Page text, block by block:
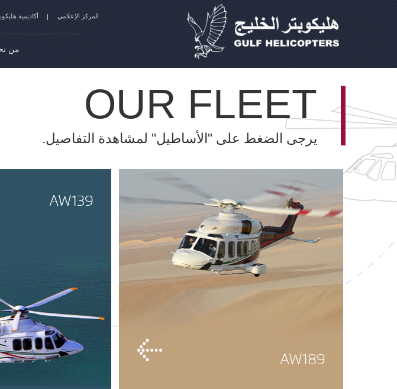
المركز الإعلامي أكاديمية
من
OUR FLEET
يرجى الضغط على "الأساطيل" لمشاهدة التفاصيل.
AW189
AW139